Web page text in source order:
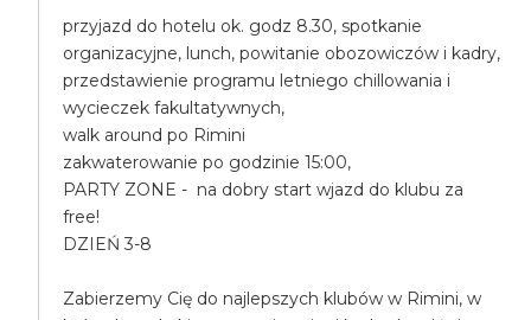
przyjazd do hotelu ok. godz 8.30, spotkanie
organizacyjne, lunch, powitanie obozowiczów i kadry,
przedstawienie programu letniego chillowania i
wycieczek fakultatywnych,
walk around po Rimini
zakwaterowanie po godzinie 15:00,
PARTY ZONE - na dobry start wjazd do klubu za
free!
DZIEŃ 3-8
Zabierzemy Cię do najlepszych klubów w Rimini, w